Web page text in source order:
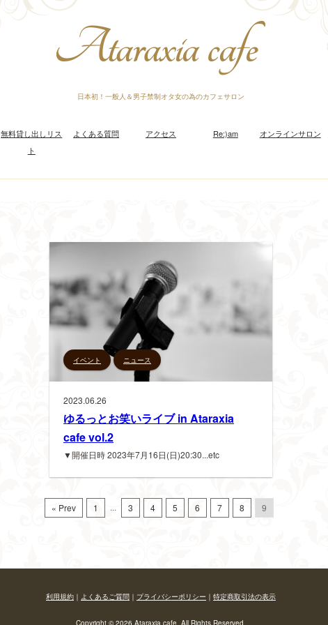
日本初！一般人＆男子禁制オタ女の為のカフェサロン
無料貸し出しリス
ト
よくある質問 アクセス Re:)am オンラインサロン
イベント ニュース
2023.06.26
ゆるっとお笑いライブ in Ataraxia
cafe vol.2
▼開催日時 2023年7月16日(日)20:30...etc
« Prev 1 ... 3 4 5 6 7 8 9
利用規約 ｜ よくあるご質問 ｜ プライバシーポリシー ｜ 特定商取引法の表示
Copyright © 2026 Ataraxia cafe. All Rights Reserved.